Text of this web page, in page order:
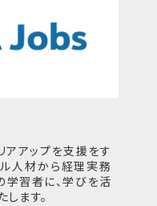
アアップを支援をす
ル人材から経理実務
学習者に、学びを活
ます。